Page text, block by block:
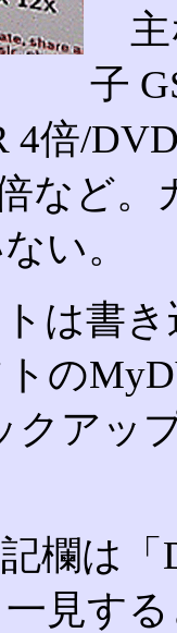
主
子
倍/
など
い。
は書き
の
クアッ
欄は「
見す